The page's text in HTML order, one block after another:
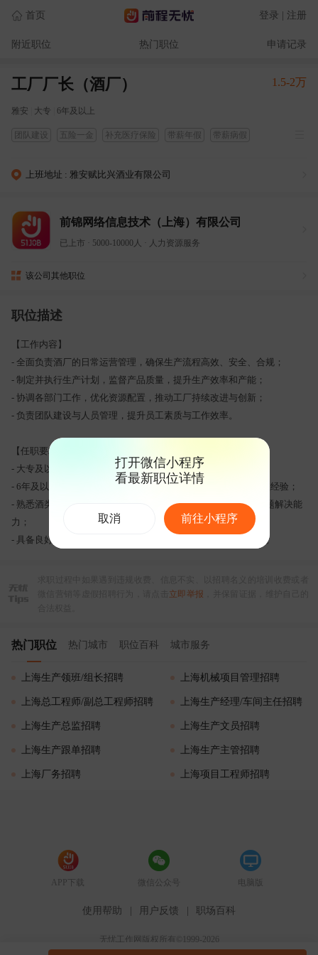
首页 登录 | 注册
附近职位 热门职位 申请记录
工厂厂长（酒厂） 1.5-2万
雅安 大专 6年及以上
团队建设 五险一金 补充医疗保险 带薪年假
带薪病假
上班地址 : 雅安赋比兴酒业有限公司
前锦网络信息技术（上海）有限公司
已上市 5000-10000人 人力资源服务
该公司其他职位
职位描述
【工作内容】
- 全面负责酒厂的日常运营管理，确保生产流程高效、安全、合规；
- 制定并执行生产计划，监督产品质量，提升生产效率和产能；
- 协调各部门工作，优化资源配置，推动工厂持续改进与创新；
- 负责团队建设与人员管理，提升员工素质与工作效率。
【任职要求】
- 大专及以上学历，食品工程、酿酒等相关专业优先；
- 6年及以上酒厂或相关行业管理工作经验，具备丰富的生产管理经验；
- 熟悉酒类生产工艺及质量控制标准，具备较强的成本控制与问题解决能
力；
- 具备良好的沟通协调能力与团队领导力，能承受较大工作压力。
立即举报
热门职位 热门城市 职位百科 城市服务
上海生产领班/组长招聘 上海机械项目管理招聘
上海总工程师/副总工程师招聘 上海生产经理/车间主任招聘
上海生产总监招聘 上海生产文员招聘
上海生产跟单招聘 上海生产主管招聘
上海厂务招聘 上海项目工程师招聘
打开微信小程序
看最新职位详情
取消 前往小程序
APP下载 微信公众号 电脑版
使用帮助 用户反馈 职场百科
无忧工作网版权所有©1999-2026